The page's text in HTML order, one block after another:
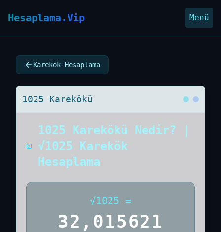
Hesaplama.Vip Menü
Karekök Hesaplama
1025 Karekökü
1025 Karekökü Nedir? |
√1025 Karekök
Hesaplama
√1025 =
32,015621